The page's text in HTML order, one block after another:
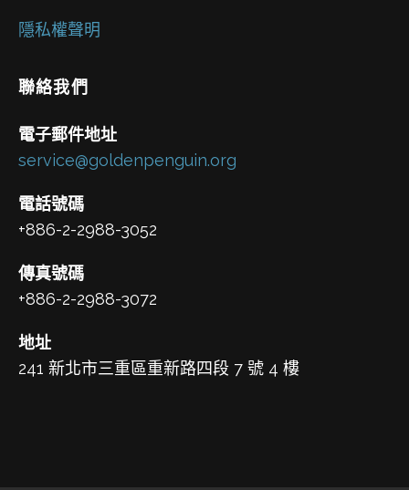
隱私權聲明
聯絡我們
電子郵件地址
service@goldenpenguin.org
電話號碼
+886-2-2988-3052
傳真號碼
+886-2-2988-3072
地址
241 新北市三重區重新路四段 7 號 4 樓